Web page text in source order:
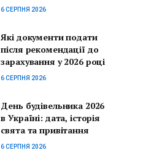
6 СЕРПНЯ 2026
Які документи подати
після рекомендації до
зарахування у 2026 році
6 СЕРПНЯ 2026
День будівельника 2026
в Україні: дата, історія
свята та привітання
6 СЕРПНЯ 2026